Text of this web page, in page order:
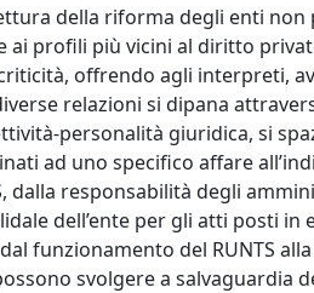
della riforma degli enti
ai profili più vicini al diritto
offrendo agli interpreti,
relazioni si dipana
personalità giuridica, si
ad uno specifico affare
dalla responsabilità degli
dell’ente per gli atti posti
funzionamento del RUNTS
svolgere a salvaguardia